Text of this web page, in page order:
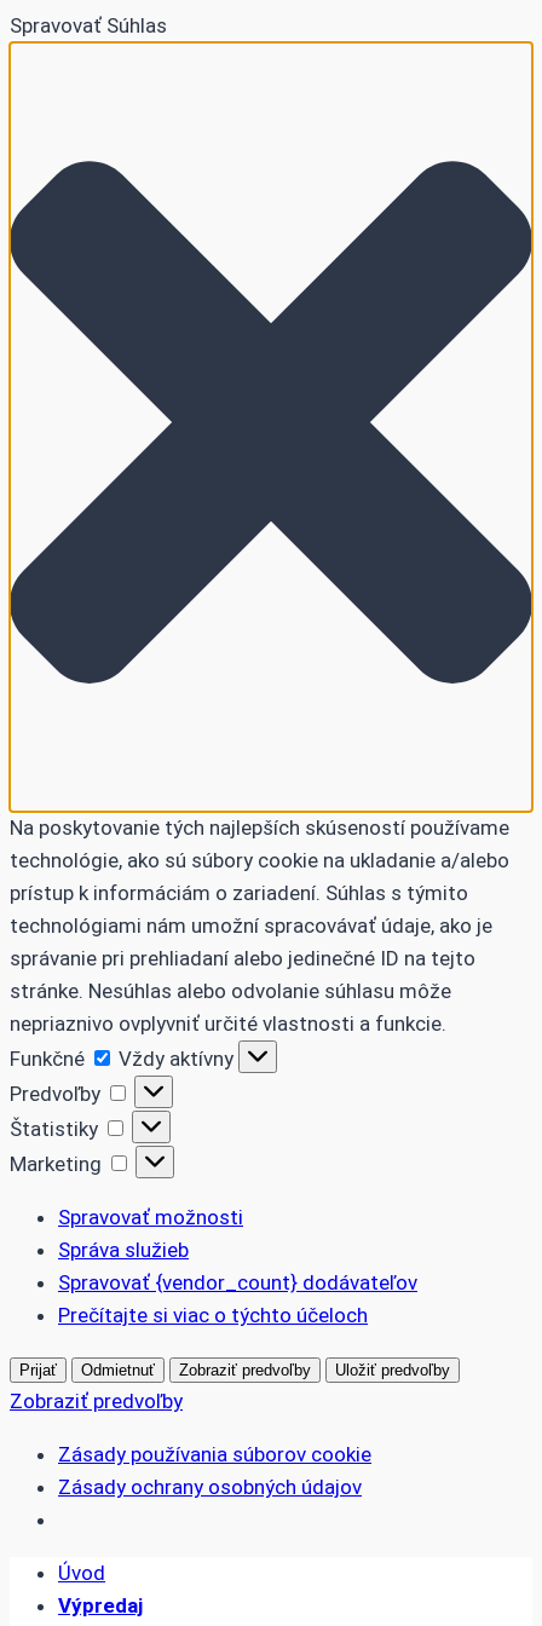
Spravovať Súhlas
Na poskytovanie tých najlepších skúseností používame
technológie, ako sú súbory cookie na ukladanie a/alebo
prístup k informáciám o zariadení. Súhlas s týmito
technológiami nám umožní spracovávať údaje, ako je
správanie pri prehliadaní alebo jedinečné ID na tejto
stránke. Nesúhlas alebo odvolanie súhlasu môže
nepriaznivo ovplyvniť určité vlastnosti a funkcie.
Funkčné
Funkčné
Vždy aktívny
Predvoľby
Predvoľby
Štatistiky
Štatistiky
Marketing
Marketing
Spravovať možnosti
Správa služieb
Spravovať {vendor_count} dodávateľov
Prečítajte si viac o týchto účeloch
Prijať Odmietnuť Zobraziť predvoľby Uložiť predvoľby
Zobraziť predvoľby
Zásady používania súborov cookie
Zásady ochrany osobných údajov
Skip
Úvod
Výpredaj